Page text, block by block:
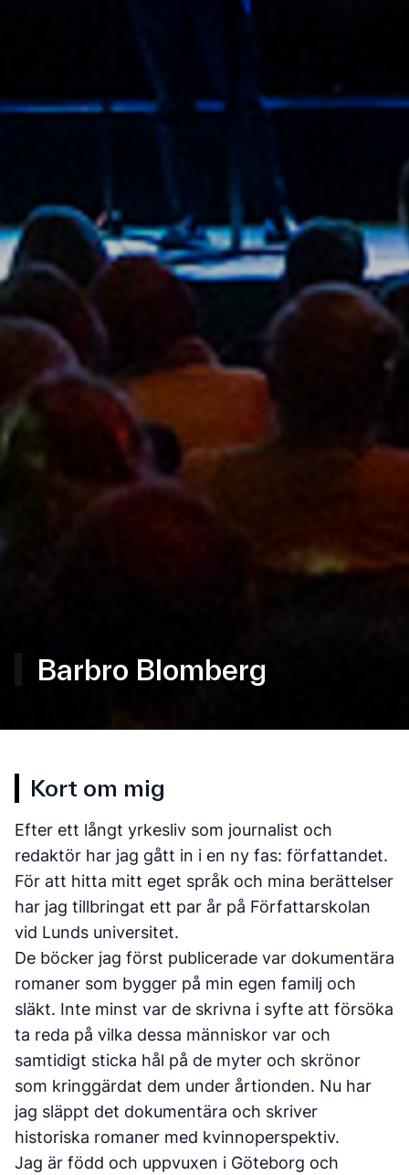
Barbro Blomberg
Kort om mig
Efter ett långt yrkesliv som journalist och
redaktör har jag gått in i en ny fas: författandet.
För att hitta mitt eget språk och mina berättelser
har jag tillbringat ett par år på Författarskolan
vid Lunds universitet.
De böcker jag först publicerade var dokumentära
romaner som bygger på min egen familj och
släkt. Inte minst var de skrivna i syfte att försöka
ta reda på vilka dessa människor var och
samtidigt sticka hål på de myter och skrönor
som kringgärdat dem under årtionden. Nu har
jag släppt det dokumentära och skriver
historiska romaner med kvinnoperspektiv.
Jag är född och uppvuxen i Göteborg och